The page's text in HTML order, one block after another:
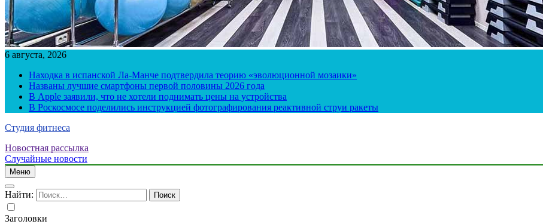
6 августа, 2026
Находка в испанской Ла-Манче подтвердила теорию «эволюционной мозаики»
Названы лучшие смартфоны первой половины 2026 года
В Apple заявили, что не хотели поднимать цены на устройства
В Роскосмосе поделились инструкцией фотографирования реактивной струи ракеты
Студия фитнеса
Новостная рассылка
Случайные новости
Меню
Найти:
Заголовки